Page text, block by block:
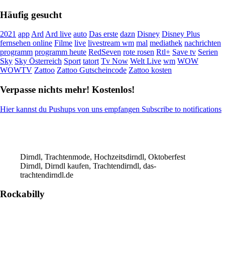
Häufig gesucht
2021 app Ard Ard live auto Das erste dazn Disney Disney Plus
fernsehen online Filme live livestream wm mal mediathek nachrichten
programm programm heute RedSeven rote rosen Rtl+ Save tv Serien
Sky Sky Österreich Sport tatort Tv Now Welt Live wm WOW
WOWTV Zattoo Zattoo Gutscheincode Zattoo kosten
Verpasse nichts mehr! Kostenlos!
Hier kannst du Pushups von uns empfangen Subscribe to notifications
Dirndl, Trachtenmode, Hochzeitsdirndl, Oktoberfest
Dirndl, Dirndl kaufen, Trachtendirndl, das-
trachtendirndl.de
Rockabilly